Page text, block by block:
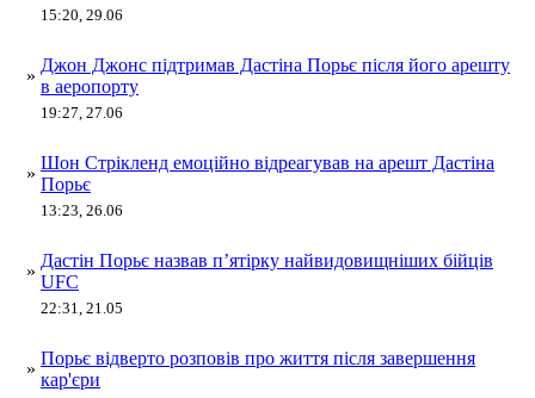
15:20, 29.06
»
Джон Джонс підтримав Дастіна Порьє після його арешту
в аеропорту
19:27, 27.06
»
Шон Стрікленд емоційно відреагував на арешт Дастіна
Порьє
13:23, 26.06
»
Дастін Порьє назвав п’ятірку найвидовищніших бійців
UFC
22:31, 21.05
»
Порьє відверто розповів про життя після завершення
кар'єри